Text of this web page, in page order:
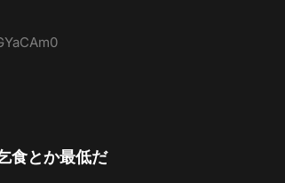
食とか最低だ